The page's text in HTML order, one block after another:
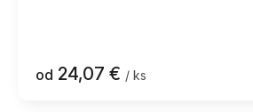
od 24,07 € / ks